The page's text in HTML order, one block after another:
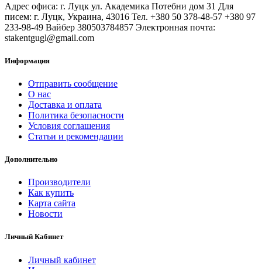
Адрес офиса: г. Луцк ул. Академика Потебни дом 31 Для
писем: г. Луцк, Украина, 43016 Тел. +380 50 378-48-57 +380 97
233-98-49 Вайбер 380503784857 Электронная почта:
stakentgugl@gmail.com
Информация
Отправить сообщение
О нас
Доставка и оплата
Политика безопасности
Условия соглашения
Статьи и рекомендации
Дополнительно
Производители
Как купить
Карта сайта
Новости
Личный Кабинет
Личный кабинет